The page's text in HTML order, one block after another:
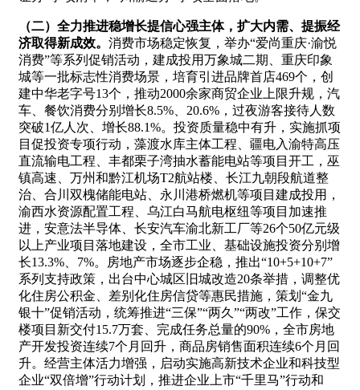
（二）全力推进稳增长提信心强主体，扩大内需、提振经
济取得新成效。 消费市场稳定恢复，举办“爱尚重庆·渝悦
消费”等系列促销活动，建成投用万象城二期、重庆印象
城等一批标志性消费场景，培育引进品牌首店469个，创
建中华老字号13个，推动2000余家商贸企业上限升规，汽
车、餐饮消费分别增长8.5%、20.6%，过夜游客接待人数
突破1亿人次、增长88.1%。投资质量稳中有升，实施抓项
目促投资专项行动，藻渡水库主体工程、疆电入渝特高压
直流输电工程、丰都栗子湾抽水蓄能电站等项目开工，巫
镇高速、万州和黔江机场T2航站楼、长江九朝段航道整
治、合川双槐储能电站、永川港桥燃机等项目建成投用，
渝西水资源配置工程、乌江白马航电枢纽等项目加速推
进，安意法半导体、长安汽车渝北新工厂等26个50亿元级
以上产业项目落地建设，全市工业、基础设施投资分别增
长13.3%、7%。房地产市场逐步企稳，推出“10+5+10+7”
系列支持政策，出台中心城区旧城改造20条举措，调整优
化住房公积金、差别化住房信贷等惠民措施，策划“金九
银十”促销活动，统筹推进“三保”“两久”“两改”工作，保交
楼项目新交付15.7万套、完成任务总量的90%，全市房地
产开发投资连续7个月回升，商品房销售面积连续6个月回
升。经营主体活力增强，启动实施高新技术企业和科技型
企业“双倍增”行动计划，推进企业上市“千里马”行动和